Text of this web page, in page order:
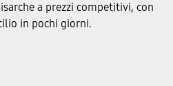
a prezzi competitivi, con
in pochi giorni.